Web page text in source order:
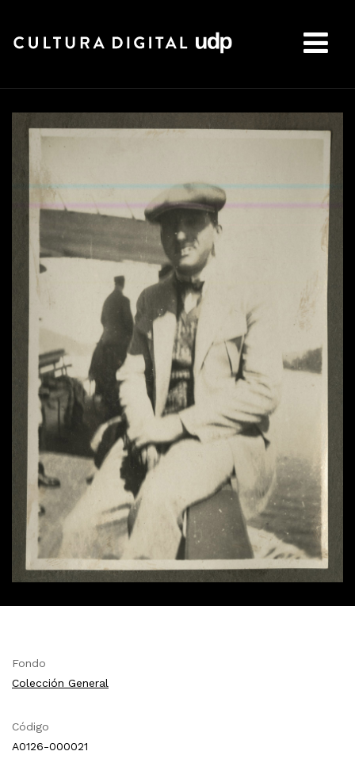
Fondo
Colección General
Código
A0126-000021